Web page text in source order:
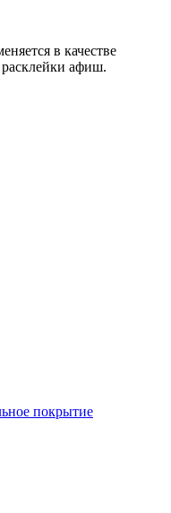
в качестве
афиш.
покрытие